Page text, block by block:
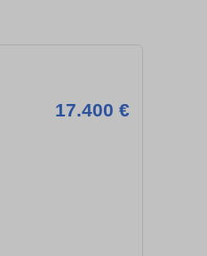
17.400 €